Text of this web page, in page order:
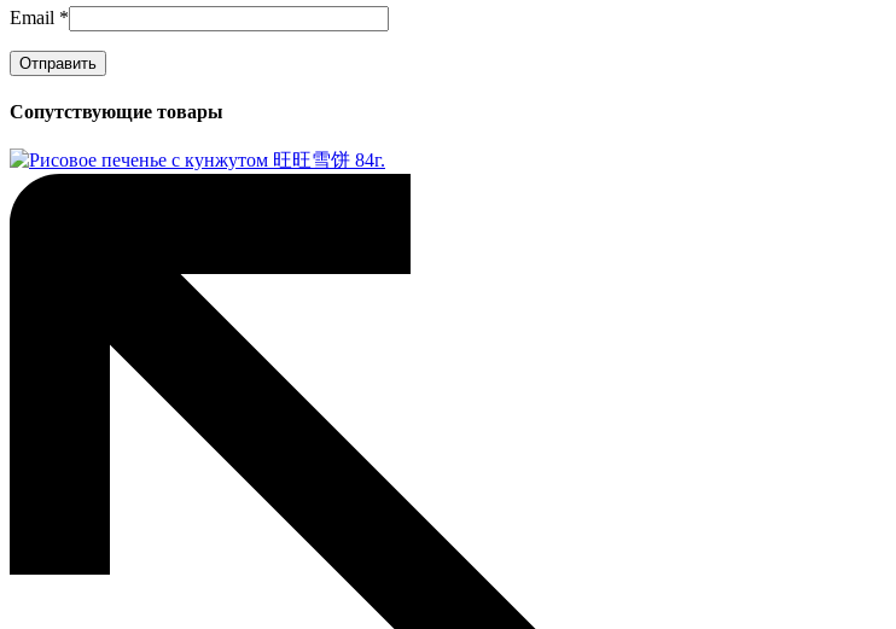
Email *
Сопутствующие товары